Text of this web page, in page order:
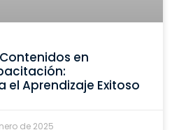
en
el Aprendizaje Exitoso
de 2025